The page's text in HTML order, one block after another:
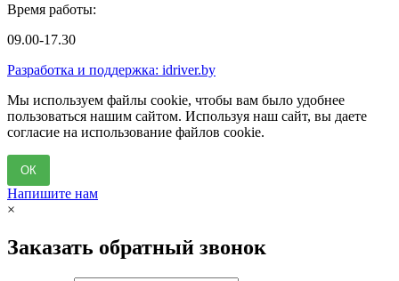
Время работы:
09.00-17.30
Разработка и поддержка: idriver.by
Мы используем файлы cookie, чтобы вам было удобнее
пользоваться нашим сайтом. Используя наш сайт, вы даете
согласие на использование файлов cookie.
ОК
Напишите нам
×
Заказать обратный звонок